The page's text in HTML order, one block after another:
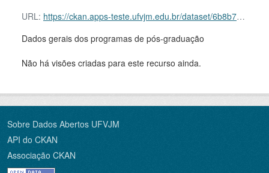
URL: https://ckan.apps-teste.ufvjm.edu.br/dataset/6b8b7d04-dae3-4918-8077-8b6edf3a71ff/resource/e1da4aa5-37c7-4a74-8703-19a467eee844/download/dicionario-de-dados-ppgs-dados-gerais-2019-2021.pdf
Dados gerais dos programas de pós-graduação
Não há visões criadas para este recurso ainda.
Sobre Dados Abertos UFVJM
API do CKAN
Associação CKAN